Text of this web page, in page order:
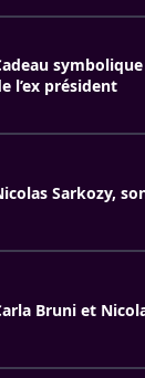
l’ex président
Sarkozy,
Bruni et